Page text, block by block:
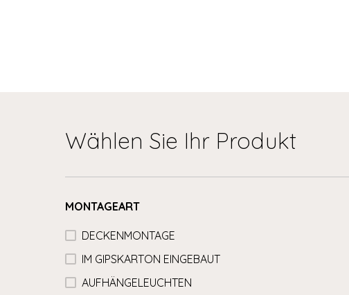
Wählen Sie Ihr Produkt
MONTAGEART
DECKENMONTAGE
IM GIPSKARTON EINGEBAUT
AUFHÄNGELEUCHTEN